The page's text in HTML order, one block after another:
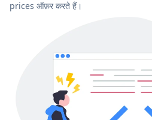
prices ऑफ़र करते हैं।